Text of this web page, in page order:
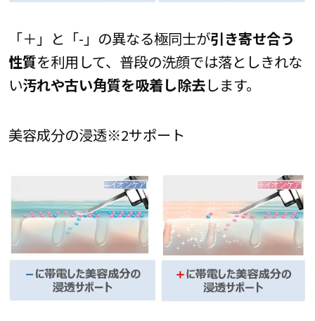
「＋」と「-」の異なる極同士が引き寄せ合う
性質を利用して、普段の洗顔では落としきれな
い汚れや古い角質を吸着し除去します。
美容成分の浸透※2サポート